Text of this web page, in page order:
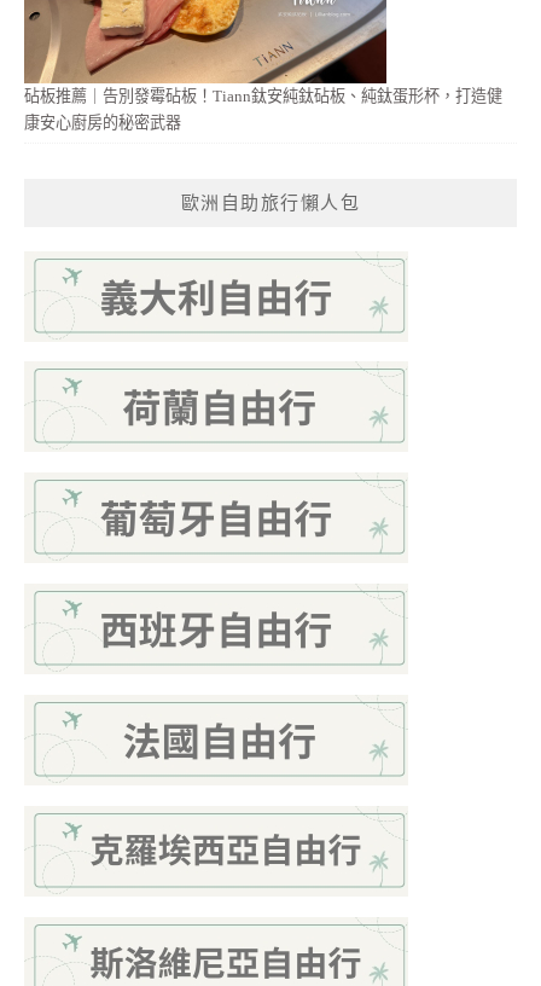
砧板推薦｜告別發霉砧板！Tiann鈦安純鈦砧板、純鈦蛋形杯，打造健
康安心廚房的秘密武器
歐洲自助旅行懶人包